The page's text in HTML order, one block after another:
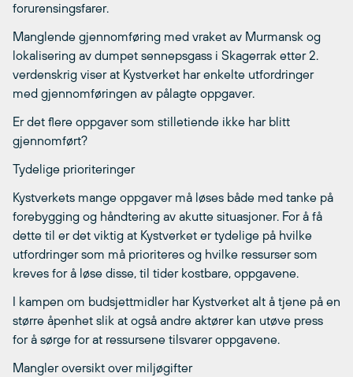
forurensingsfarer.
Manglende gjennomføring med vraket av Murmansk og
lokalisering av dumpet sennepsgass i Skagerrak etter 2.
verdenskrig viser at Kystverket har enkelte utfordringer
med gjennomføringen av pålagte oppgaver.
Er det flere oppgaver som stilletiende ikke har blitt
gjennomført?
Tydelige prioriteringer
Kystverkets mange oppgaver må løses både med tanke på
forebygging og håndtering av akutte situasjoner. For å få
dette til er det viktig at Kystverket er tydelige på hvilke
utfordringer som må prioriteres og hvilke ressurser som
kreves for å løse disse, til tider kostbare, oppgavene.
I kampen om budsjettmidler har Kystverket alt å tjene på en
større åpenhet slik at også andre aktører kan utøve press
for å sørge for at ressursene tilsvarer oppgavene.
Mangler oversikt over miljøgifter